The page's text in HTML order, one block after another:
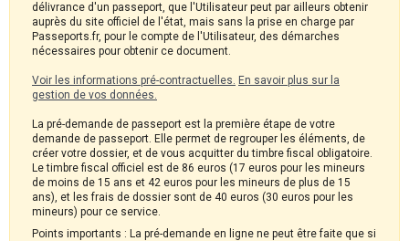
délivrance d'un passeport, que l'Utilisateur peut par ailleurs obtenir
auprès du site officiel de l'état, mais sans la prise en charge par
Passeports.fr, pour le compte de l'Utilisateur, des démarches
nécessaires pour obtenir ce document.
Voir les informations pré-contractuelles. En savoir plus sur la
gestion de vos données.
La pré-demande de passeport est la première étape de votre
demande de passeport. Elle permet de regrouper les éléments, de
créer votre dossier, et de vous acquitter du timbre fiscal obligatoire.
Le timbre fiscal officiel est de 86 euros (17 euros pour les mineurs
de moins de 15 ans et 42 euros pour les mineurs de plus de 15
ans), et les frais de dossier sont de 40 euros (30 euros pour les
mineurs) pour ce service.
Points importants : La pré-demande en ligne ne peut être faite que si